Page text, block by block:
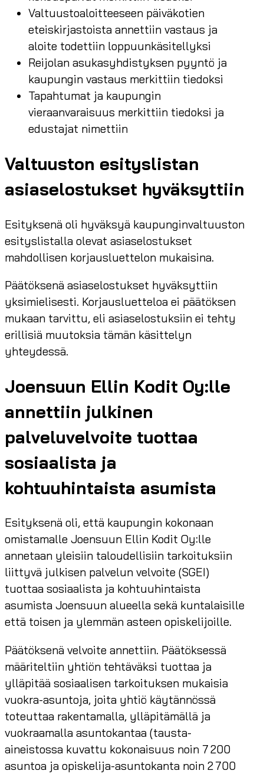
Valtuustoaloitteeseen päiväkotien
eteiskirjastoista annettiin vastaus ja
aloite todettiin loppuunkäsitellyksi
Reijolan asukasyhdistyksen pyyntö ja
kaupungin vastaus merkittiin tiedoksi
Tapahtumat ja kaupungin
vieraanvaraisuus merkittiin tiedoksi ja
edustajat nimettiin
Valtuuston esityslistan
asiaselostukset hyväksyttiin
Esityksenä oli hyväksyä kaupunginvaltuuston
esityslistalla olevat asiaselostukset
mahdollisen korjausluettelon mukaisina.
Päätöksenä asiaselostukset hyväksyttiin
yksimielisesti. Korjausluetteloa ei päätöksen
mukaan tarvittu, eli asiaselostuksiin ei tehty
erillisiä muutoksia tämän käsittelyn
yhteydessä.
Joensuun Ellin Kodit Oy:lle
annettiin julkinen
palveluvelvoite tuottaa
sosiaalista ja
kohtuuhintaista asumista
Esityksenä oli, että kaupungin kokonaan
omistamalle Joensuun Ellin Kodit Oy:lle
annetaan yleisiin taloudellisiin tarkoituksiin
liittyvä julkisen palvelun velvoite (SGEI)
tuottaa sosiaalista ja kohtuuhintaista
asumista Joensuun alueella sekä kuntalaisille
että toisen ja ylemmän asteen opiskelijoille.
Päätöksenä velvoite annettiin. Päätöksessä
määriteltiin yhtiön tehtäväksi tuottaa ja
ylläpitää sosiaalisen tarkoituksen mukaisia
vuokra-asuntoja, joita yhtiö käytännössä
toteuttaa rakentamalla, ylläpitämällä ja
vuokraamalla asuntokantaa (tausta-
aineistossa kuvattu kokonaisuus noin 7 200
asuntoa ja opiskelija-asuntokanta noin 2 700